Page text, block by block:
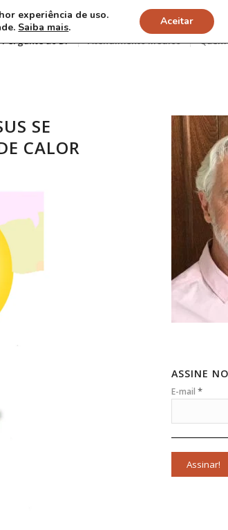
Pergunte ao Dr Atendimento Médico Quem
SE
CALOR
ASSINE
E-mail*
experiência de uso.
Saiba mais. Aceitar